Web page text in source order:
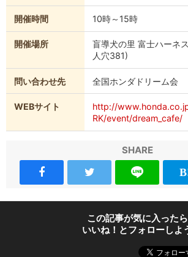
開催時間 10時～15時
開催場所
盲導犬の里 富士ハーネ
人穴381)
問い合わせ先 全国ホンダドリーム会
WEBサイト
http://
RK/event/dream_cafe/
SHARE
この記事が気に入ったら
いいね！とフォローしよ